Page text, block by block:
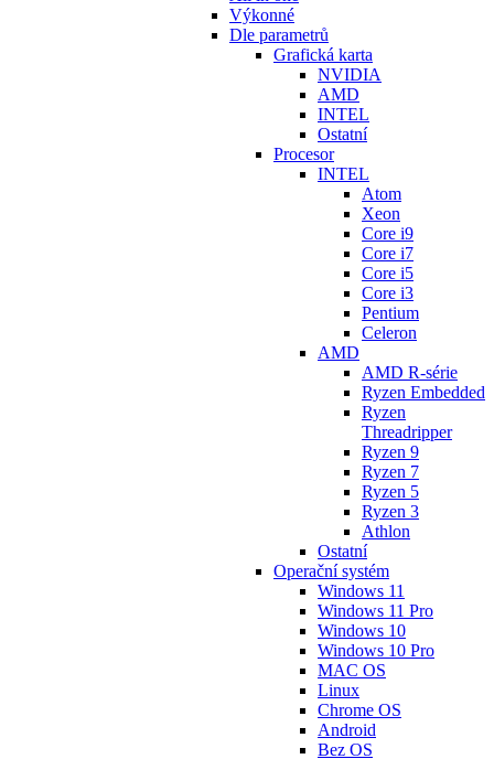
Výkonné
Dle parametrů
Grafická karta
NVIDIA
AMD
INTEL
Ostatní
Procesor
INTEL
Atom
Xeon
Core i9
Core i7
Core i5
Core i3
Pentium
Celeron
AMD
AMD R-série
Ryzen Embedded
Ryzen
Threadripper
Ryzen 9
Ryzen 7
Ryzen 5
Ryzen 3
Athlon
Ostatní
Operační systém
Windows 11
Windows 11 Pro
Windows 10
Windows 10 Pro
MAC OS
Linux
Chrome OS
Android
Bez OS